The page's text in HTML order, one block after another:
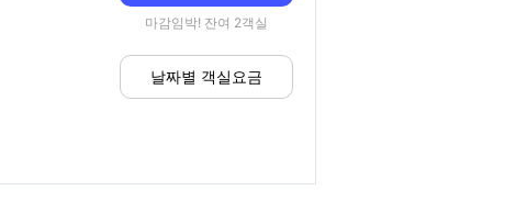
마감임박! 잔여 2객실
날짜별 객실요금